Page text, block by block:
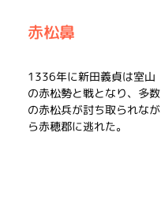
赤松鼻
1336年に新田義貞は室山
の赤松勢と戦となり、多数
の赤松兵が討ち取られなが
ら赤穂郡に逃れた。